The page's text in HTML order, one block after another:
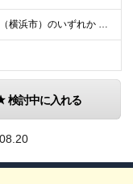
大阪（門真市）・神奈川（横浜市）のいずれか ※勤務地は希望を考慮して決定します。 ※場合により転勤の可能性もございます。 ※U・Iターン歓迎！ ■本社・大阪支店 大阪府門真市松生町6-20 ■東京
検討中に入れる